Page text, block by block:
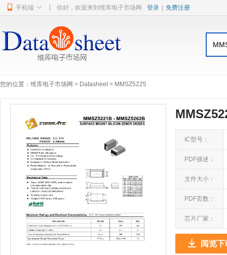
手机端 你好，欢迎来到维库电子市场网 登录 免费注册
您的位置： 维库电子市场网 > Datasheet> MMSZ5225
IC型号：
PDF描述：
文件大小：
PDF页数：
芯片厂家：
阅览下